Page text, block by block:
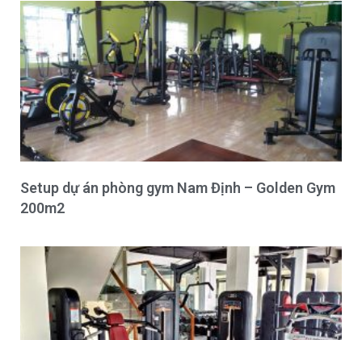
Setup dự án phòng gym Nam Định – Golden Gym
200m2